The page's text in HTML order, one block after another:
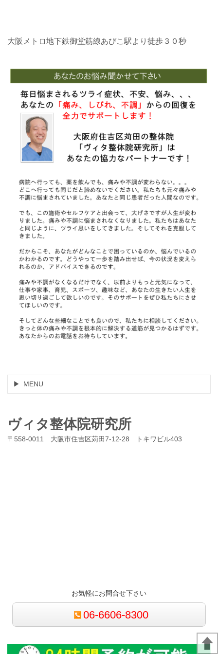
大阪メトロ地下鉄御堂筋線あびこ駅より徒歩３０秒
MENU
ヴィタ整体院研究所
〒558-0011 大阪市住吉区苅田7-12-28 トキワビル403
お気軽にお問合せ下さい
06-6606-8300